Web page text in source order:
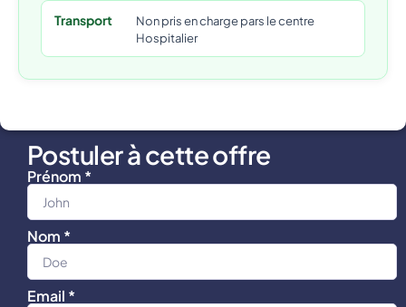
Transport
Non pris en charge pars le centre
Hospitalier
Postuler à cette offre
Prénom *
Nom *
Email *